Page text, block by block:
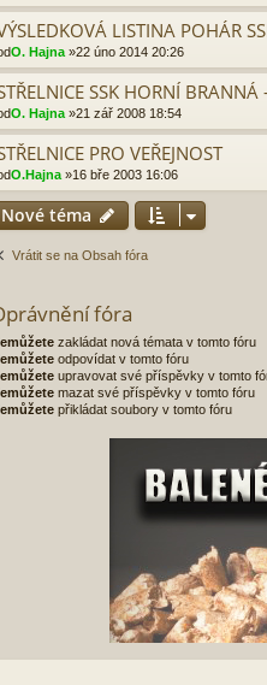
LISTINA POHÁR
O. Hajna»22 úno 2014 20:26
SSK HORNÍ BRANNÁ
O. Hajna»21 zář 2008 18:54
PRO VEŘEJNOST
O.Hajna»16 bře 2003 16:06
Nové téma
Vrátit se na Obsah fóra
fóra
zakládat nová témata v tomto fóru
odpovídat v tomto fóru
upravovat své příspěvky v tomto
mazat své příspěvky v tomto fóru
přikládat soubory v tomto fóru